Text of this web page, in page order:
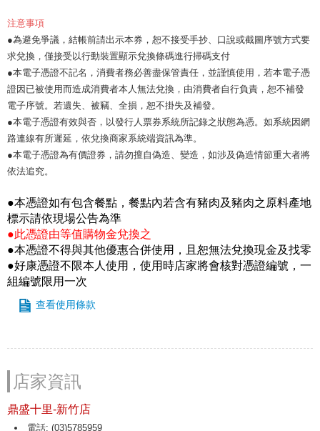
注意事項
●為避免爭議，結帳前請出示本券，恕不接受手抄、口說或截圖序號方式要
求兌換，僅接受以行動裝置顯示兌換條碼進行掃碼支付
●本電子憑證不記名，消費者務必善盡保管責任，並謹慎使用，若本電子憑
證因已被使用而造成消費者本人無法兌換，由消費者自行負責，恕不補發
電子序號。若遺失、被竊、全損，恕不掛失及補發。
●本電子憑證有效與否，以發行人票券系統所記錄之狀態為憑。如系統因網
路連線有所遲延，依兌換商家系統端資訊為準。
●本電子憑證為有價證券，請勿擅自偽造、變造，如涉及偽造情節重大者將
依法追究。
●本憑證如有包含餐點，餐點內若含有豬肉及豬肉之原料產地
標示請依現場公告為準
●此憑證由等值購物金兌換之
●本憑證不得與其他優惠合併使用，且恕無法兌換現金及找零
●好康憑證不限本人使用，使用時店家將會核對憑證編號，一
組編號限用一次
查看使用條款
店家資訊
鼎盛十里-新竹店
電話: (03)5785959